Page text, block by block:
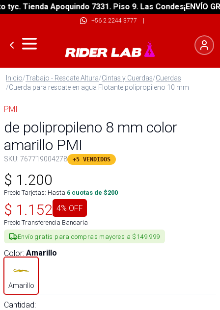
Tienda Apoquindo 7331. Piso 9. Las Condes¡ENVÍO
+56 2 2244 3777 |
Inicio/Trabajo - Rescate Altura/Cintas y Cuerdas/Cuerdas
/Cuerda para rescate en agua Flotante polipropileno 10 mm
PMI
de polipropileno 8 mm color
amarillo PMI
SKU: 767719004278 +5 VENDIDOS
$ 1.200
Precio Tarjetas: Hasta 6 cuotas de $200
$ 1.152 4% OFF
Precio Transferencia Bancaria
Envío gratis para compras mayores a $149.999
Color: Amarillo
Amarillo
Cantidad: